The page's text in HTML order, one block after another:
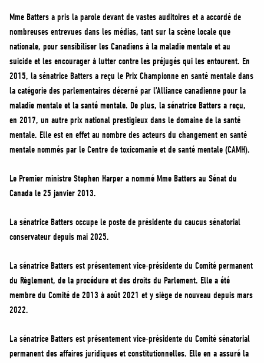
Mme Batters a pris la parole devant de vastes auditoires et a accordé de
nombreuses entrevues dans les médias, tant sur la scène locale que
nationale, pour sensibiliser les Canadiens à la maladie mentale et au
suicide et les encourager à lutter contre les préjugés qui les entourent. En
2015, la sénatrice Batters a reçu le Prix Championne en santé mentale dans
la catégorie des parlementaires décerné par l’Alliance canadienne pour la
maladie mentale et la santé mentale. De plus, la sénatrice Batters a reçu,
en 2017, un autre prix national prestigieux dans le domaine de la santé
mentale. Elle est en effet au nombre des acteurs du changement en santé
mentale nommés par le Centre de toxicomanie et de santé mentale (CAMH).
Le Premier ministre Stephen Harper a nommé Mme Batters au Sénat du
Canada le 25 janvier 2013.
La sénatrice Batters occupe le poste de présidente du caucus sénatorial
conservateur depuis mai 2025.
La sénatrice Batters est présentement vice-présidente du Comité permanent
du Règlement, de la procédure et des droits du Parlement. Elle a été
membre du Comité de 2013 à août 2021 et y siège de nouveau depuis mars
2022.
La sénatrice Batters est présentement vice-présidente du Comité sénatorial
permanent des affaires juridiques et constitutionnelles. Elle en a assuré la